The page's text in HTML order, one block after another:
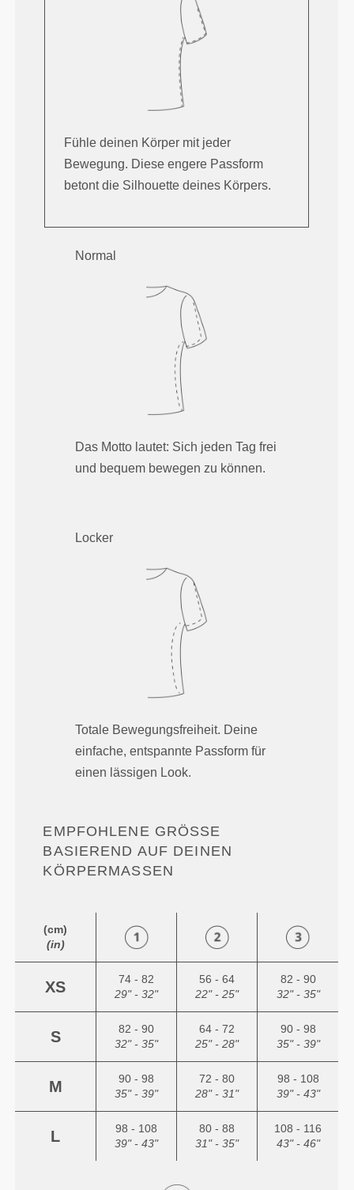
Fühle deinen Körper mit jeder
Bewegung. Diese engere Passform
betont die Silhouette deines Körpers.
Normal
Das Motto lautet: Sich jeden Tag frei
und bequem bewegen zu können.
Locker
Totale Bewegungsfreiheit. Deine
einfache, entspannte Passform für
einen lässigen Look.
EMPFOHLENE GRÖSSE B
ASIEREND AUF DEINEN K
ÖRPERMASSEN
(cm)
(in)
XS
74 - 82
29" - 32"
56 - 64
22" - 25"
82 - 90
32" - 35"
S
82 - 90
32" - 35"
64 - 72
25" - 28"
90 - 98
35" - 39"
M
90 - 98
35" - 39"
72 - 80
28" - 31"
98 - 108
39" - 43"
L
98 - 108
39" - 43"
80 - 88
31" - 35"
108 - 116
43" - 46"